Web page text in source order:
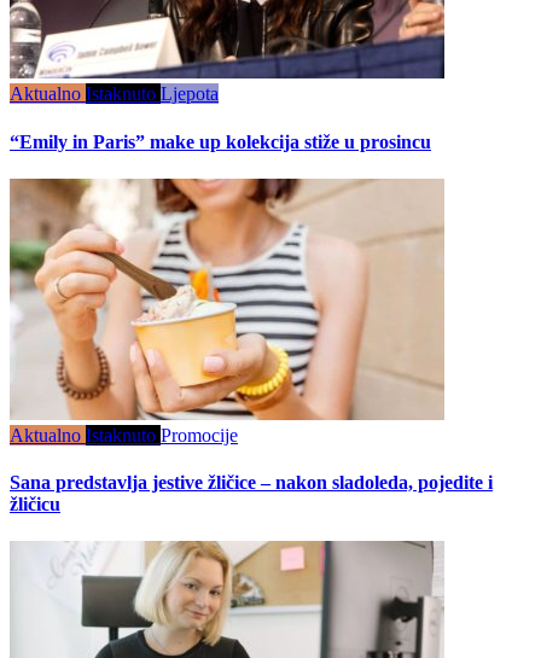
Aktualno Istaknuto Ljepota
“Emily in Paris” make up kolekcija stiže u prosincu
Aktualno Istaknuto Promocije
Sana predstavlja jestive žličice – nakon sladoleda, pojedite i
žličicu